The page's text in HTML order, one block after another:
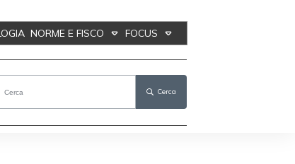
NORME E FISCO FOCUS
Cerca